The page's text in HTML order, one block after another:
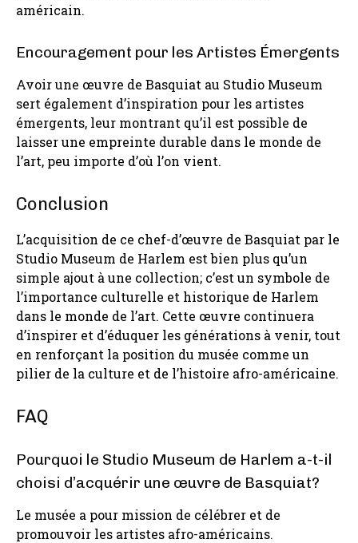
américain.
Encouragement pour les Artistes Émergents
Avoir une œuvre de Basquiat au Studio Museum
sert également d’inspiration pour les artistes
émergents, leur montrant qu’il est possible de
laisser une empreinte durable dans le monde de
l’art, peu importe d’où l’on vient.
Conclusion
L’acquisition de ce chef-d’œuvre de Basquiat par le
Studio Museum de Harlem est bien plus qu’un
simple ajout à une collection; c’est un symbole de
l’importance culturelle et historique de Harlem
dans le monde de l’art. Cette œuvre continuera
d’inspirer et d’éduquer les générations à venir, tout
en renforçant la position du musée comme un
pilier de la culture et de l’histoire afro-américaine.
FAQ
Pourquoi le Studio Museum de Harlem a-t-il
choisi d’acquérir une œuvre de Basquiat?
Le musée a pour mission de célébrer et de
promouvoir les artistes afro-américains.